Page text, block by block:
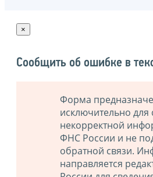
×
Сообщить об ошибке в
Форма
исключительно
некорректной
ФНС России и не
обратной связи.
направляется